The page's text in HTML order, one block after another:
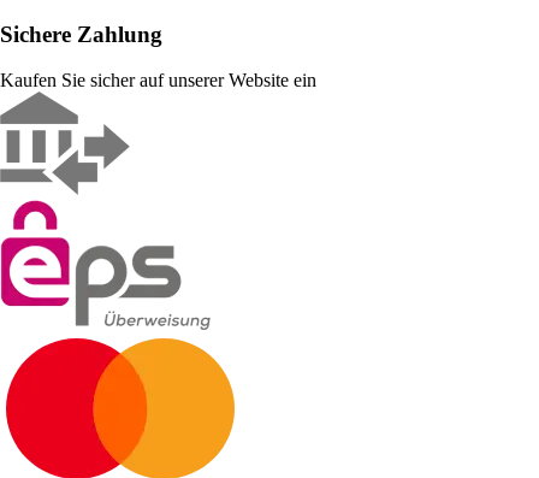
Sichere Zahlung
Kaufen Sie sicher auf unserer Website ein